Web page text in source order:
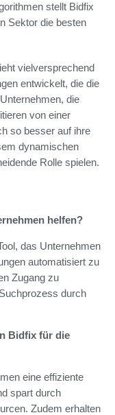
stellt Bidfix
Sektor die besten
vielversprechend
entwickelt, die die
die
von einer
so besser auf ihre
dynamischen
Rolle spielen.
helfen?
das Unternehmen
automatisiert zu
Zugang zu
durch
Bidfix für die
eine effiziente
spart durch
Zudem erhalten